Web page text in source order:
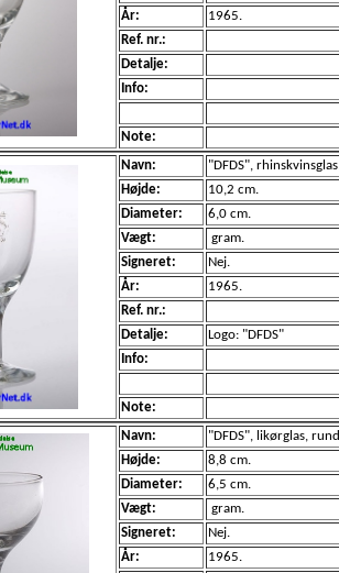
År:
1965.
Ref. nr.:
Detalje:
Info:
Note:
Navn:
"DFDS",
Højde:
10,2 cm.
Diameter:
6,0 cm.
Vægt:
gram.
Signeret:
Nej.
År:
1965.
Ref. nr.:
Detalje:
Logo: "DFDS"
Info:
Note:
Navn:
"DFDS", likørglas,
Højde:
8,8 cm.
Diameter:
6,5 cm.
Vægt:
gram.
Signeret:
Nej.
År:
1965.